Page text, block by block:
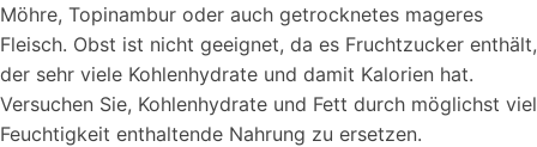
Möhre, Topinambur oder auch getrocknetes mageres
Fleisch. Obst ist nicht geeignet, da es Fruchtzucker enthält,
der sehr viele Kohlenhydrate und damit Kalorien hat.
Versuchen Sie, Kohlenhydrate und Fett durch möglichst viel
Feuchtigkeit enthaltende Nahrung zu ersetzen.